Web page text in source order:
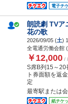
電子チ
朗読劇 TVア
花の歌
2026/09/05 (土)
全電通労働会館
￥12,000 /
S席B列15～
ト券面額を返
定
最寄駅または
紙チケ